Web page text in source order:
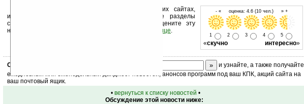
- « оценка: 4.6 (10 чел.) » +
1 2 3 4 5
«скучно интересно»
Устанавливайте линк на Ладошки на своих сайтах,
изучайте коммерческую информацию, посещайте разделы
сайта (форум, чат, новости, файлы, прочие). Оцените эту
новость и оставьте свой комментарий
ниже на странице.
Скоро
и узнайте, а также получайте
ежедневный или еженедельный дайджест новостей, анонсов программ под ваш КПК, акций сайта на
ваш почтовый ящик.
• вернуться к списку новостей •
Обсуждение этой новости ниже: